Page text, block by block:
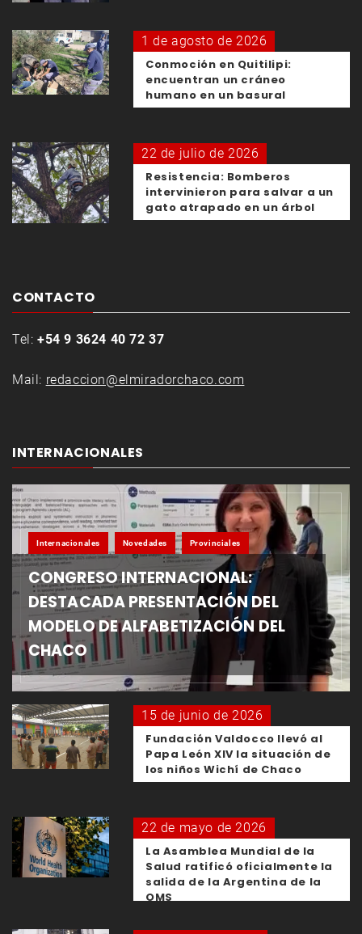
1 de agosto de 2026
Conmoción en Quitilipi:
encuentran un cráneo
humano en un basural
22 de julio de 2026
Resistencia: Bomberos
intervinieron para salvar a un
gato atrapado en un árbol
CONTACTO
Tel: +54 9 3624 40 72 37
Mail: redaccion@elmiradorchaco.com
INTERNACIONALES
Internacionales Novedades Provinciales
CONGRESO INTERNACIONAL:
DESTACADA PRESENTACIÓN DEL
MODELO DE ALFABETIZACIÓN DEL
CHACO
15 de junio de 2026
Fundación Valdocco llevó al
Papa León XIV la situación de
los niños Wichí de Chaco
22 de mayo de 2026
La Asamblea Mundial de la
Salud ratificó oficialmente la
salida de la Argentina de la
OMS